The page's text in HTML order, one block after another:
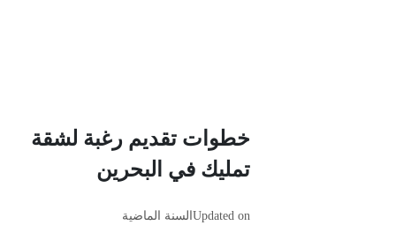
خطوات تقديم رغبة لشقة
تمليك في البحرين
Updated onالسنة الماضية